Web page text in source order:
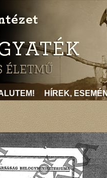
HÍREK,